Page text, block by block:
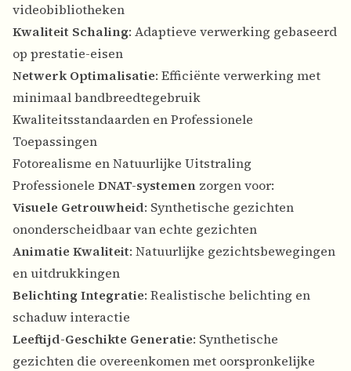
videobibliotheken
Kwaliteit Schaling: Adaptieve verwerking gebaseerd
op prestatie-eisen
Netwerk Optimalisatie: Efficiënte verwerking met
minimaal bandbreedtegebruik
Kwaliteitsstandaarden en Professionele
Toepassingen
Fotorealisme en Natuurlijke Uitstraling
Professionele DNAT-systemen zorgen voor:
Visuele Getrouwheid: Synthetische gezichten
ononderscheidbaar van echte gezichten
Animatie Kwaliteit: Natuurlijke gezichtsbewegingen
en uitdrukkingen
Belichting Integratie: Realistische belichting en
schaduw interactie
Leeftijd-Geschikte Generatie: Synthetische
gezichten die overeenkomen met oorspronkelijke